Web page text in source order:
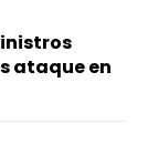
ataque en